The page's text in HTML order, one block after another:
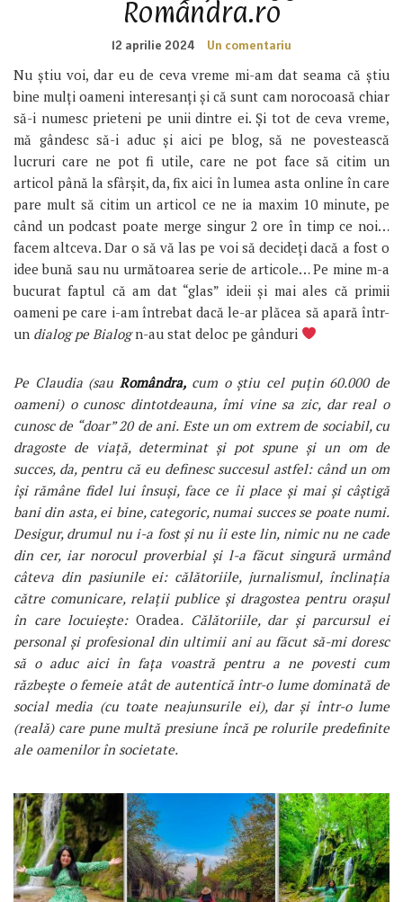
Romândra.ro
12 aprilie 2024 Un comentariu
Nu știu voi, dar eu de ceva vreme mi-am dat seama că știu
bine mulți oameni interesanți și că sunt cam norocoasă chiar
să-i numesc prieteni pe unii dintre ei. Și tot de ceva vreme,
mă gândesc să-i aduc și aici pe blog, să ne povestească
lucruri care ne pot fi utile, care ne pot face să citim un
articol până la sfârșit, da, fix aici în lumea asta online în care
pare mult să citim un articol ce ne ia maxim 10 minute, pe
când un podcast poate merge singur 2 ore în timp ce noi…
facem altceva. Dar o să vă las pe voi să decideți dacă a fost o
idee bună sau nu următoarea serie de articole… Pe mine m-a
bucurat faptul că am dat “glas” ideii și mai ales că primii
oameni pe care i-am întrebat dacă le-ar plăcea să apară într-
un dialog pe Bialogn-au stat deloc pe gânduri
Pe Claudia (sau Romândra, cum o știu cel puțin 60.000 de
oameni) o cunosc dintotdeauna, îmi vine sa zic, dar real o
cunosc de “doar” 20 de ani. Este un om extrem de sociabil, cu
dragoste de viață, determinat și pot spune și un om de
succes, da, pentru că eu definesc succesul astfel: când un om
își rămâne fidel lui însuși, face ce îi place și mai și câștigă
bani din asta, ei bine, categoric, numai succes se poate numi.
Desigur, drumul nu i-a fost și nu îi este lin, nimic nu ne cade
din cer, iar norocul proverbial și l-a făcut singură urmând
câteva din pasiunile ei: călătoriile, jurnalismul, înclinația
către comunicare, relații publice și dragostea pentru orașul
în care locuiește: Oradea. Călătoriile, dar și parcursul ei
personal și profesional din ultimii ani au făcut să-mi doresc
să o aduc aici în fața voastră pentru a ne povesti cum
răzbește o femeie atât de autentică într-o lume dominată de
social media (cu toate neajunsurile ei), dar și într-o lume
(reală) care pune multă presiune încă pe rolurile predefinite
ale oamenilor în societate.